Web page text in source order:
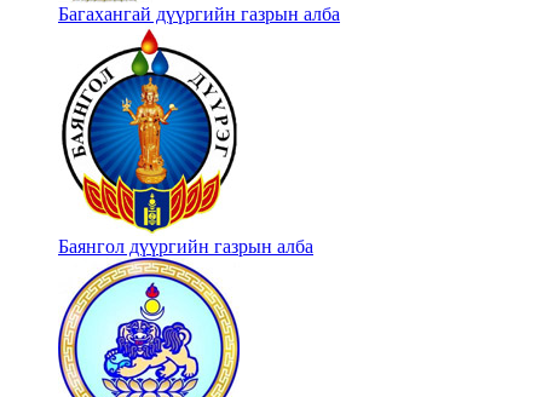
Багахангай дүүргийн газрын алба
Баянгол дүүргийн газрын алба